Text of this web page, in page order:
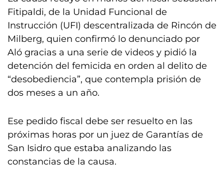
Fitipaldi, de la Unidad Funcional de
Instrucción (UFI) descentralizada de Rincón de
Milberg, quien confirmó lo denunciado por
Aló gracias a una serie de videos y pidió la
detención del femicida en orden al delito de
“desobediencia”, que contempla prisión de
dos meses a un año.
Ese pedido fiscal debe ser resuelto en las
próximas horas por un juez de Garantías de
San Isidro que estaba analizando las
constancias de la causa.